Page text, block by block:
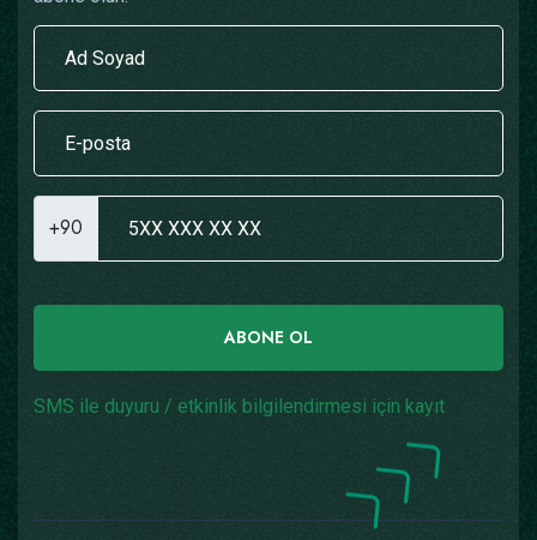
+90
ABONE OL
SMS ile duyuru / etkinlik bilgilendirmesi için kayıt